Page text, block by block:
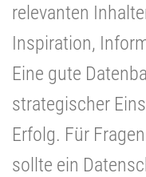
relevanten
Inspiration,
Eine gute
strategischer
Erfolg. Für
sollte ein